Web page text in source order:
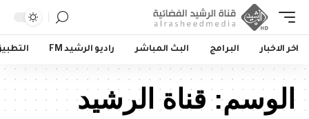
اخر الاخبار البرامج البث المباشر راديو الرشيد FM
الوسم:قناة الرشيد